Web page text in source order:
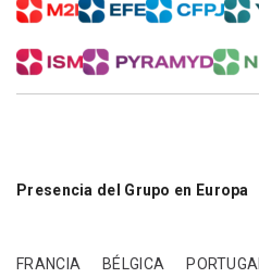
Presencia del Grupo en Europa
FRANCIA BÉLGICA PORTUGAL